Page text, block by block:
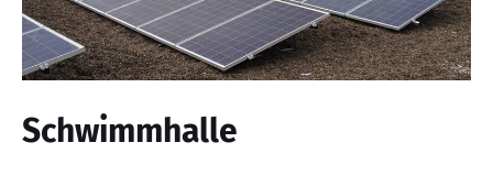
Schwimmhalle